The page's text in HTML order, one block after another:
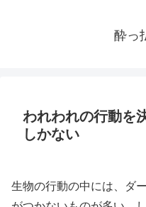
酔っ
われわれの行動を
しかない
生物の行動の中には、ダ